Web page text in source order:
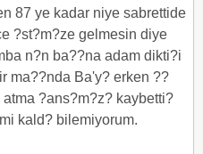
87 ye kadar niye sabrettide
?st?m?ze gelmesin diye
n?n ba??na adam dikti?i
ma??nda Ba'y? erken ??
?ans?m?z? kaybetti?
kald? bilemiyorum.